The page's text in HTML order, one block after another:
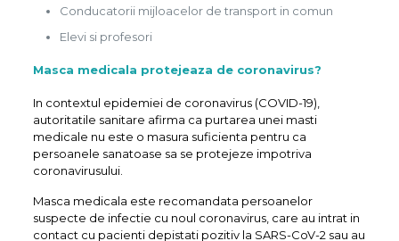
Conducatorii mijloacelor de transport in comun
Elevi si profesori
Masca medicala protejeaza de coronavirus?
In contextul epidemiei de coronavirus (COVID-19),
autoritatile sanitare afirma ca purtarea unei masti
medicale nu este o masura suficienta pentru ca
persoanele sanatoase sa se protejeze impotriva
coronavirusului.
Masca medicala este recomandata persoanelor
suspecte de infectie cu noul coronavirus, care au intrat in
contact cu pacienti depistati pozitiv la SARS-CoV-2 sau au